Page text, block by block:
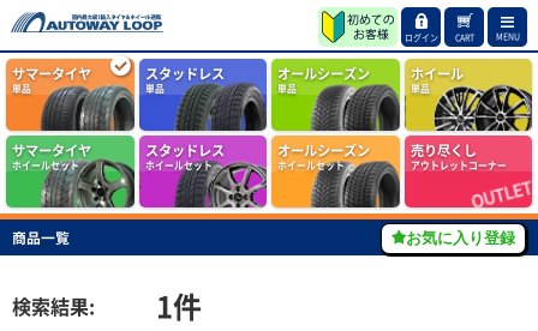
ログイン CART MENU
サマータイヤ
単品
スタッドレス
単品
オールシーズン
単品
ホイール
単品
サマータイヤ
ホイールセット
スタッドレス
ホイールセット
オールシーズン
ホイールセット
売り尽くし
アウトレットコーナー
商品一覧
検索結果: 1件
お気に入り登録